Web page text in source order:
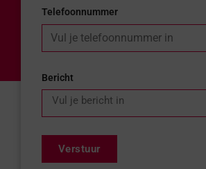
Telefoonnummer
Bericht
Verstuur